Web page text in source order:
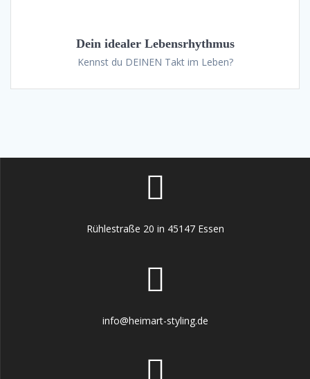
Dein idealer Lebensrhythmus
Kennst du DEINEN Takt im Leben?
Rühlestraße 20 in 45147 Essen
info@heimart-styling.de